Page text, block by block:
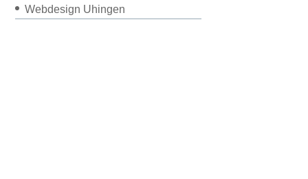
Webdesign Uhingen